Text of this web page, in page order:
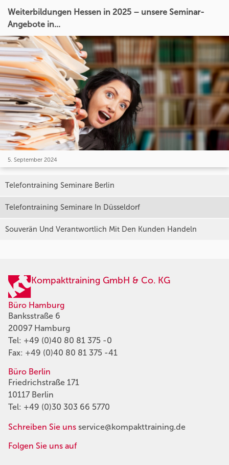
Weiterbildungen Hessen in 2025 – unsere Seminar-
Angebote in...
5. September 2024
Telefontraining Seminare Berlin
Telefontraining Seminare In Düsseldorf
Souverän Und Verantwortlich Mit Den Kunden Handeln
Kompakttraining GmbH & Co. KG
Büro Hamburg
Banksstraße 6
20097 Hamburg
Tel: +49 (0)40 80 81 375 -0
Fax: +49 (0)40 80 81 375 -41
Büro Berlin
Friedrichstraße 171
10117 Berlin
Tel: +49 (0)30 303 66 5770
Schreiben Sie uns service@kompakttraining.de
Folgen Sie uns auf